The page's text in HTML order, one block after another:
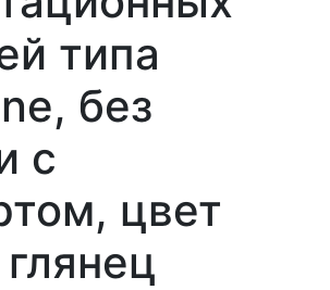
типа
без
с
цвет